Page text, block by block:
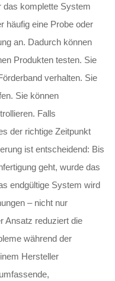
das komplette System
häufig eine Probe oder
an. Dadurch können
Produkten testen. Sie
verhalten. Sie
Sie können
Falls
der richtige Zeitpunkt
ist entscheidend: Bis
geht, wurde das
endgültige System wird
– nicht nur
Ansatz reduziert die
während der
Hersteller